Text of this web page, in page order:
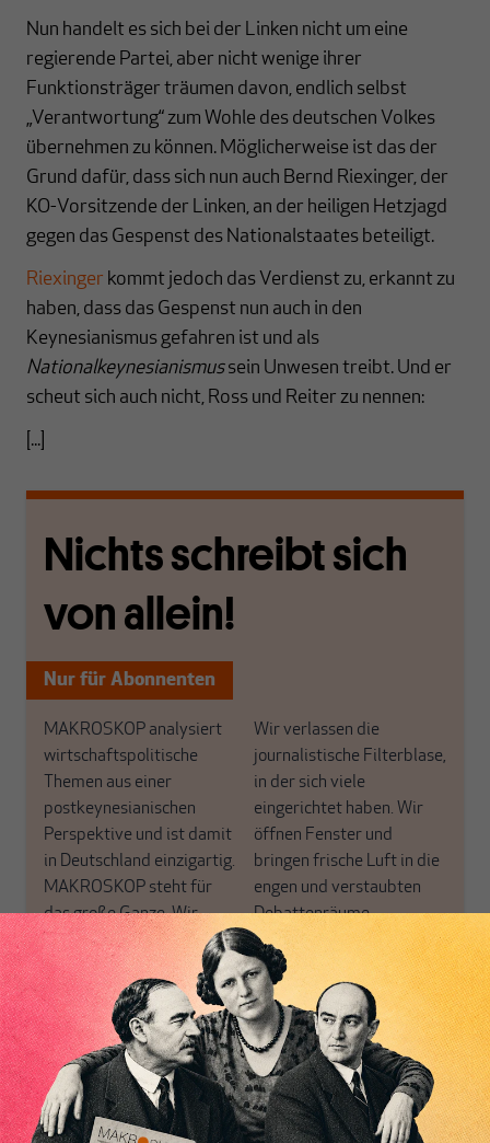
Nun handelt es sich bei der Linken nicht um eine
regierende Partei, aber nicht wenige ihrer
Funktionsträger träumen davon, endlich selbst
„Verantwortung“ zum Wohle des deutschen Volkes
übernehmen zu können. Möglicherweise ist das der
Grund dafür, dass sich nun auch Bernd Riexinger, der
KO-Vorsitzende der Linken, an der heiligen Hetzjagd
gegen das Gespenst des Nationalstaates beteiligt.
Riexinger kommt jedoch das Verdienst zu, erkannt zu
haben, dass das Gespenst nun auch in den
Keynesianismus gefahren ist und als
Nationalkeynesianismussein Unwesen treibt. Und er
scheut sich auch nicht, Ross und Reiter zu nennen:
[...]
Nichts schreibt sich
von allein!
Nur für Abonnenten
MAKROSKOP analysiert
wirtschaftspolitische
Themen aus einer
postkeynesianischen
Perspektive und ist damit
in Deutschland einzigartig.
MAKROSKOP steht für
das große Ganze. Wir
haben einen Blick auf
Geld, Wirtschaft und
Politik, den Sie so
woanders nicht finden.
Dabei leben wir von
unseren Autoren, ihren
Recherchen, ihrem Wissen
und ihrem Enthusiasmus.
Wir verlassen die
journalistische Filterblase,
in der sich viele
eingerichtet haben. Wir
öffnen Fenster und
bringen frische Luft in die
engen und verstaubten
Debattenräume.
Brauchen Sie auch frische
Luft? Dann folgen Sie
einfach dem Button.
ABONNIEREN SIE
MAKROSKOP